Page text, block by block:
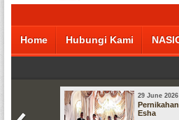
Home Hubungi Kami
29 June 2026
Esha